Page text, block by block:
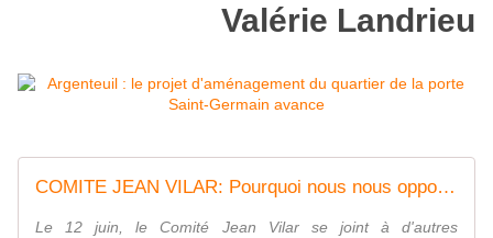
Valérie Landrieu
COMITE JEAN VILAR: Pourquoi nous nous opposons a la destruction de la salle jean vilar
Le 12 juin, le Comité Jean Vilar se joint à d'autres